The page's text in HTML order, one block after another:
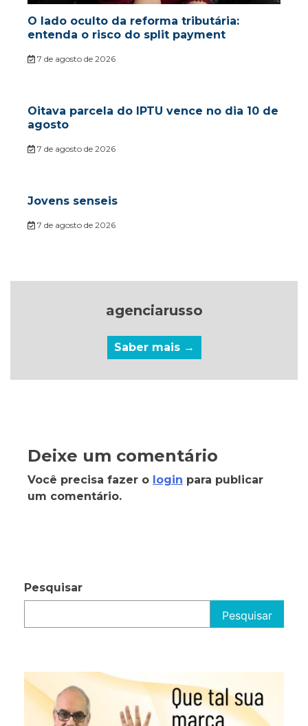
O lado oculto da reforma tributária:
entenda o risco do split payment
7 de agosto de 2026
Oitava parcela do IPTU vence no dia 10 de
agosto
7 de agosto de 2026
Jovens senseis
7 de agosto de 2026
agenciarusso
Saber mais →
Deixe um comentário
Você precisa fazer o login para publicar
um comentário.
Pesquisar
Pesquisar